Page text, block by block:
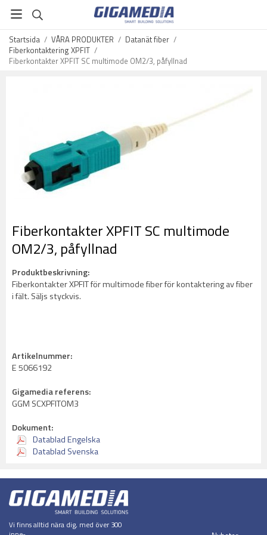
Startsida / VÅRA PRODUKTER / Datanät fiber /
Fiberkontaktering XPFIT /
Fiberkontakter XPFIT SC multimode OM2/3, påfyllnad
Fiberkontakter XPFIT SC multimode
OM2/3, påfyllnad
Produktbeskrivning:
Fiberkontakter XPFIT för multimode fiber för kontaktering av fiber
i fält. Säljs styckvis.
Artikelnummer:
E 5066192
Gigamedia referens:
GGM SCXPFITOM3
Dokument:
Datablad Engelska
Datablad Svenska
Vi finns alltid nära dig, med över 300